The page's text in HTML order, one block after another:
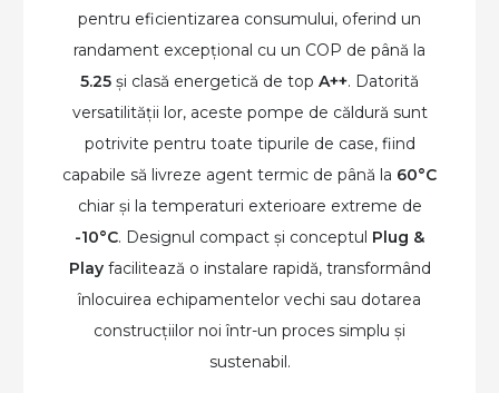
pentru eficientizarea consumului, oferind un
randament excepțional cu un COP de până la
5.25 și clasă energetică de top A++. Datorită
versatilității lor, aceste pompe de căldură sunt
potrivite pentru toate tipurile de case, fiind
capabile să livreze agent termic de până la 60°C
chiar și la temperaturi exterioare extreme de
-10°C. Designul compact și conceptul Plug &
Playfacilitează o instalare rapidă, transformând
înlocuirea echipamentelor vechi sau dotarea
construcțiilor noi într-un proces simplu și
sustenabil.